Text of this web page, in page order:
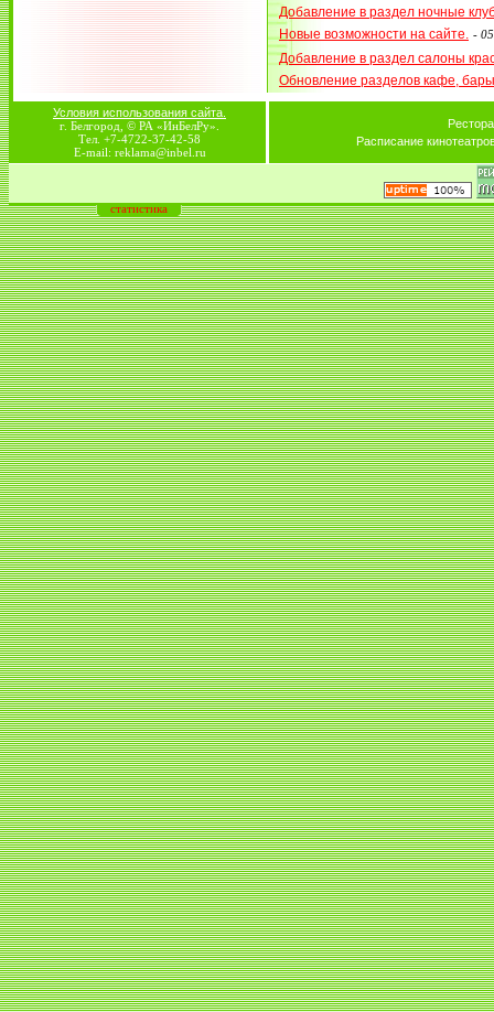
Добавление в раздел ночные
Новые возможности на сайте.
-
Добавление в раздел салоны
Обновление разделов кафе,
Условия использования сайта.
г. Белгород, © РА «ИнБелРу».
Тел. +7-4722-37-42-58
E-mail: reklama@inbel.ru
Расписание
статистика